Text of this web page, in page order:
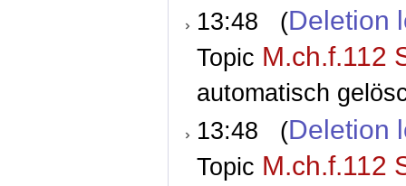
13:48 (Deletion
Topic M.ch.f.112
automatisch
13:48 (Deletion
Topic M.ch.f.112